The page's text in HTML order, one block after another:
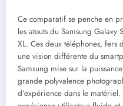
Ce comparatif se penche en
les atouts du Samsung
XL. Ces deux téléphones,
une vision différente du
Samsung mise sur la
grande polyvalence
d’expérience dans le